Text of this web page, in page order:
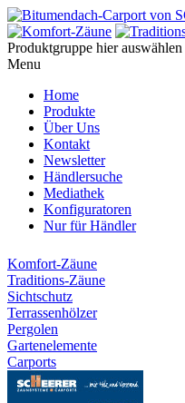
Produktgruppe hier auswählen
Menu
Home
Produkte
Über Uns
Kontakt
Newsletter
Händlersuche
Mediathek
Konfiguratoren
Nur für Händler
Komfort-Zäune
Traditions-Zäune
Sichtschutz
Terrassenhölzer
Pergolen
Gartenelemente
Carports